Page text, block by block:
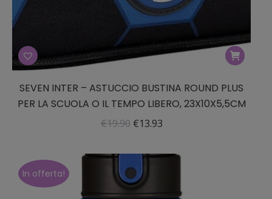
SEVEN INTER – ASTUCCIO BUSTINA ROUND PLUS
PER LA SCUOLA O IL TEMPO LIBERO, 23X10X5,5CM
€19.90 Il
originale
era:
€19.90.
€13.93Il
attuale
€13.93.
In offerta!